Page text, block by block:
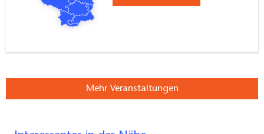
Mehr Veranstaltungen